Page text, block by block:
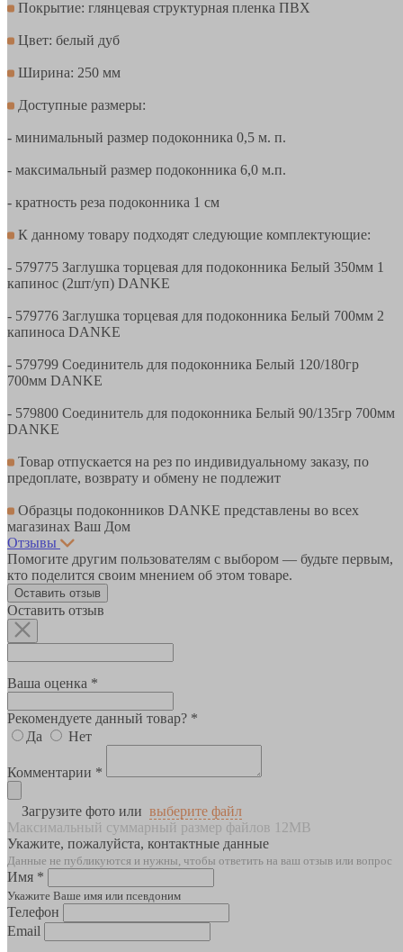
Покрытие: глянцевая структурная пленка ПВХ
Цвет: белый дуб
Ширина: 250 мм
Доступные размеры:
- минимальный размер подоконника 0,5 м. п.
- максимальный размер подоконника 6,0 м.п.
- кратность реза подоконника 1 см
К данному товару подходят следующие комплектующие:
- 579775 Заглушка торцевая для подоконника Белый 350мм 1
капинос (2шт/уп) DANKE
- 579776 Заглушка торцевая для подоконника Белый 700мм 2
капиноса DANKE
- 579799 Соединитель для подоконника Белый 120/180гр
700мм DANKE
- 579800 Соединитель для подоконника Белый 90/135гр 700мм
DANKE
Товар отпускается на рез по индивидуальному заказу, по
предоплате, возврату и обмену не подлежит
Образцы подоконников DANKE представлены во всех
магазинах Ваш Дом
Отзывы
Помогите другим пользователям с выбором — будьте первым,
кто поделится своим мнением об этом товаре.
Оставить отзыв
Оставить отзыв
Ваша оценка *
Рекомендуете данный товар? *
Да
Нет
Комментарии *
Загрузите фото или выберите файл
Максимальный суммарный размер файлов 12MB
Укажите, пожалуйста, контактные данные
Данные не публикуются и нужны, чтобы ответить на ваш отзыв или вопрос
Имя *
Укажите Ваше имя или псевдоним
Телефон
Email